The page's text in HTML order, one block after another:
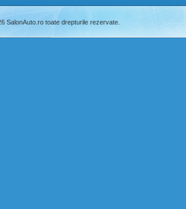
SalonAuto.ro toate drepturile rezervate.